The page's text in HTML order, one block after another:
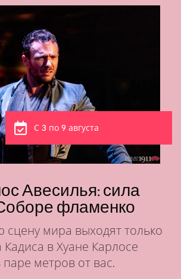
С 3 по 6 августа
изящество,
в «Таблао 1911»
океан, чтобы научиться
Сегодня она танцует
которому не научишь.